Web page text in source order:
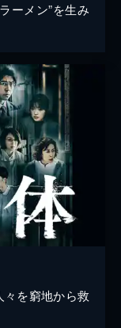
ーメン”を生み
を窮地から救